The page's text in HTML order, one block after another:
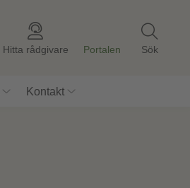
Hitta rådgivare Portalen Sök
Kontakt